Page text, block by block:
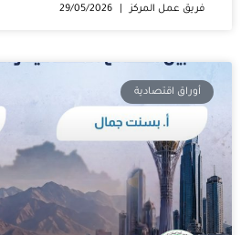
فريق عمل المركز
أوراق اقتصادية